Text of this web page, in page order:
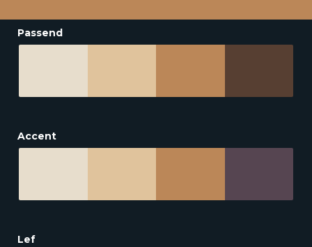
Passend
Accent
Lef